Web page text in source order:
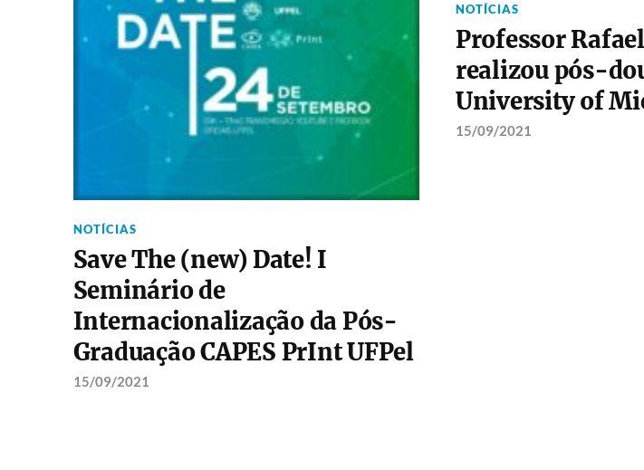
NOTÍCIAS
Save The (new) Date! I
Seminário de
Internacionalização da Pós-
Graduação CAPES PrInt UFPel
15/09/2021
NOTÍCIAS
Professor
realizou pós-
University of
15/09/2021